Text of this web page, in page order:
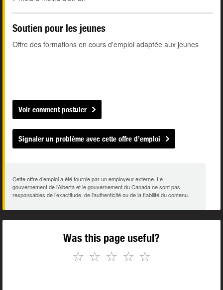
Soutien pour les jeunes
Offre des formations en cours d'emploi adaptée aux jeunes
Voir comment postuler
Signaler un problème avec cette offre d’emploi
Cette offre d’emploi a été fournie par un employeur externe. Le
gouvernement de l’Alberta et le gouvernement du Canada ne sont pas
responsables de l’exactitude, de l’authenticité ou de la fiabilité du contenu.
Was this page useful?
☆
☆
☆
☆
☆